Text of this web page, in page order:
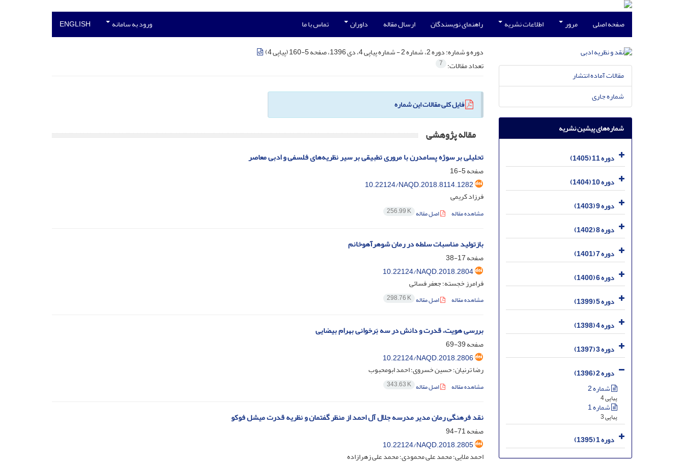
صفحه اصلی مرور اطلاعات نشریه راهنمای نویسندگان ارسال مقاله داوران تماس با ما ورود به سامانه ENGLISH
دوره و شماره:دوره 2، شماره 2 - شماره پیاپی 4، دی 1396، صفحه 5-160 (پیاپی 4)
تعداد مقالات: 7
فایل کلی مقالات این شماره
مقاله پژوهشی
تحلیلی بر سوژه پسامدرن با مروری تطبیقی بر سیر نظریه‌های فلسفی و ادبی معاصر
صفحه5-16
10.22124/NAQD.2018.8114.1282
فرزاد کریمی
مشاهده مقاله اصل مقاله 256.99 K
بازتولید مناسبات سلطه در رمان شوهرآهوخانم
صفحه17-38
10.22124/NAQD.2018.2804
فرامرز خجسته؛ جعفر فسائی
مشاهده مقاله اصل مقاله 298.76 K
بررسی هویت، قدرت و دانش در سه ‌بَرخوانی بهرام بیضایی
صفحه39-69
10.22124/NAQD.2018.2806
رضا ترنیان؛ حسین خسروی؛ احمد ابومحبوب
مشاهده مقاله اصل مقاله 343.63 K
نقد فرهنگی رمان مدیر مدرسه جلال آل احمد از منظر گفتمان و نظریه قدرت میشل فوکو
صفحه71-94
10.22124/NAQD.2018.2805
احمد ملایی؛ محمد علی محمودی؛ محمد علی زهرازاده
مقالات آماده انتشار
شماره جاری
شماره‌های پیشین نشریه
دوره 11 (1405)
دوره 10 (1404)
دوره 9 (1403)
دوره 8 (1402)
دوره 7 (1401)
دوره 6 (1400)
دوره 5 (1399)
دوره 4 (1398)
دوره 3 (1397)
دوره 2 (1396)
شماره 2
پیاپی 4
شماره 1
پیاپی 3
دوره 1 (1395)